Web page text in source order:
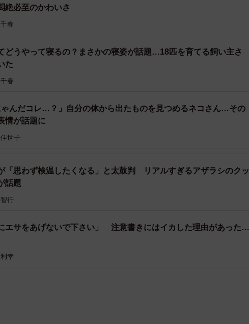
絶必至のかわいさ
春
どうやって寝るの？まさかの寝姿が話題…18匹を育てる飼い主さ
た
春
ゃんだコレ…？」自分の体から出たものを見つめるネコさん…その
情が話題に
世子
「思わず検温したくなる」と太鼓判 リアルすぎるアザラシのクッ
話題
行
エサをあげないで下さい」 注意書きにはイカした理由があった…
幸